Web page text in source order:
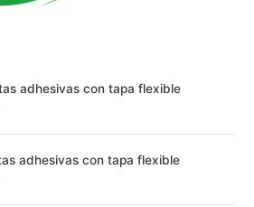
adhesivas con tapa flexible
adhesivas con tapa flexible